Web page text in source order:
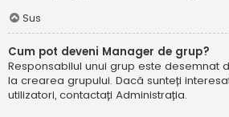
Sus
Cum pot deveni Manager de grup?
Responsabilul unui grup este desemnat
la crearea grupului. Dacă sunteți
utilizatori, contactați Administrația.